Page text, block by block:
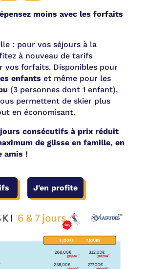
moins avec les forfaits
: pour vos séjours à la
à nouveau de tarifs
vos forfaits. Disponibles pour
enfants et même pour les
(3 personnes dont 1 enfant),
permettent de skier plus
en économisant.
consécutifs à prix réduit
de glisse en famille, en
amis !
J'en profite